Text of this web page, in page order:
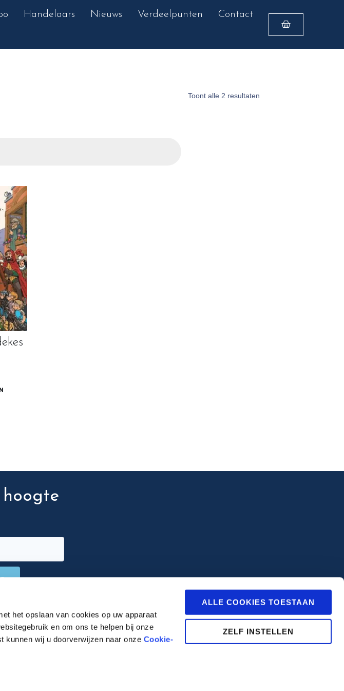
het opslaan van cookies op uw apparaat
en om ons te helpen bij onze
kunnen wij u doorverwijzen naar onze Cookie-
ALLE COOKIES TOESTAAN
ZELF INSTELLEN
Handelaars Nieuws Verdeelpunten
Contact
Toont alle 2 resultaten